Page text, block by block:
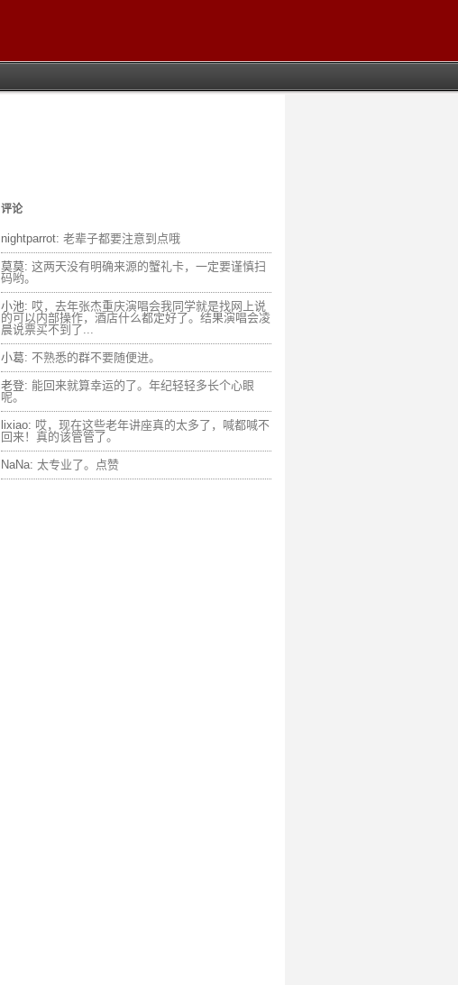
评论
nightparrot: 老辈子都要注意到点哦
莫莫: 这两天没有明确来源的蟹礼卡，一定要谨慎扫
码哟。
小池: 哎，去年张杰重庆演唱会我同学就是找网上说
的可以内部操作，酒店什么都定好了。结果演唱会凌
晨说票买不到了...
小葛: 不熟悉的群不要随便进。
老登: 能回来就算幸运的了。年纪轻轻多长个心眼
呢。
lixiao: 哎，现在这些老年讲座真的太多了，喊都喊不
回来！真的该管管了。
NaNa: 太专业了。点赞